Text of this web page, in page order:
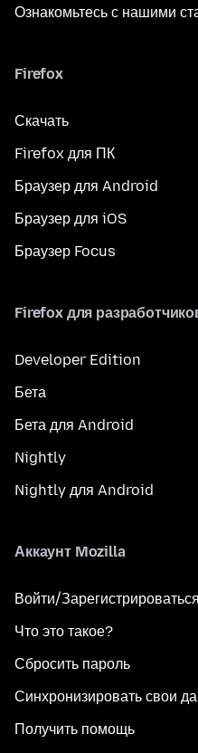
Ознакомьтесь с нашими
Firefox
Скачать
Firefox для ПК
Браузер для Android
Браузер для iOS
Браузер Focus
Firefox для
Developer Edition
Бета
Бета для Android
Nightly
Nightly для Android
Аккаунт Mozilla
Войти/Зарегистрироваться
Что это такое?
Сбросить пароль
Синхронизировать свои
Получить помощь